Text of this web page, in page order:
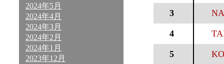
2024年5月
2024年4月
2024年3月
2024年2月
2024年1月
2023年12月
3
4
5